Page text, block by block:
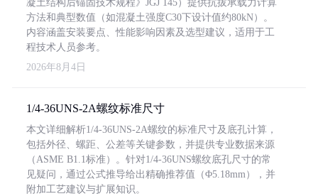
凝土结构后锚固技术规程》JGJ 145）提供抗拔承载力计算
方法和典型数值（如混凝土强度C30下设计值约80kN）。
内容涵盖安装要点、性能影响因素及选型建议，适用于工
程技术人员参考。
2026年8月4日
1/4-36UNS-2A螺纹标准尺寸
本文详细解析1/4-36UNS-2A螺纹的标准尺寸及底孔计算，
包括外径、螺距、公差等关键参数，并提供专业数据来源
（ASME B1.1标准）。针对1/4-36UNS螺纹底孔尺寸的常
见疑问，通过公式推导给出精确推荐值（Φ5.18mm），并
附加工艺建议与扩展知识。